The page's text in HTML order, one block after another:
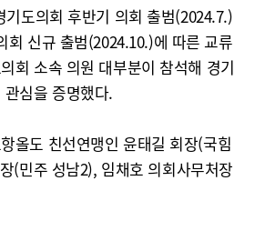
기도의회 후반기 의회 출범(2024.7.)
회 신규 출범(2024.10.)에 따른 교류
회 소속 의원 대부분이 참석해 경기
심을 증명했다.
올도 친선연맹인 윤태길 회장(국힘
(민주 성남2), 임채호 의회사무처장